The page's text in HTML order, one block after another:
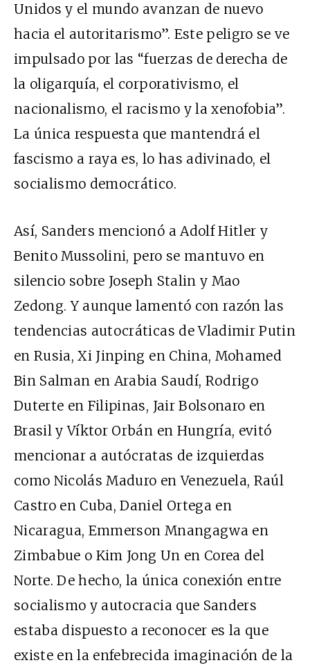
Unidos y el mundo avanzan de nuevo
hacia el autoritarismo”. Este peligro se ve
impulsado por las “fuerzas de derecha de
la oligarquía, el corporativismo, el
nacionalismo, el racismo y la xenofobia”.
La única respuesta que mantendrá el
fascismo a raya es, lo has adivinado, el
socialismo democrático.
Así, Sanders mencionó a Adolf Hitler y
Benito Mussolini, pero se mantuvo en
silencio sobre Joseph Stalin y Mao
Zedong. Y aunque lamentó con razón las
tendencias autocráticas de Vladimir Putin
en Rusia, Xi Jinping en China, Mohamed
Bin Salman en Arabia Saudí, Rodrigo
Duterte en Filipinas, Jair Bolsonaro en
Brasil y Víktor Orbán en Hungría, evitó
mencionar a autócratas de izquierdas
como Nicolás Maduro en Venezuela, Raúl
Castro en Cuba, Daniel Ortega en
Nicaragua, Emmerson Mnangagwa en
Zimbabue o Kim Jong Un en Corea del
Norte. De hecho, la única conexión entre
socialismo y autocracia que Sanders
estaba dispuesto a reconocer es la que
existe en la enfebrecida imaginación de la